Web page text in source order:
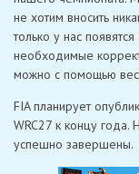
не хотим вносить
только у нас
необходимые
можно с помощью
FIA планирует
WRC27 к концу
успешно завершены.